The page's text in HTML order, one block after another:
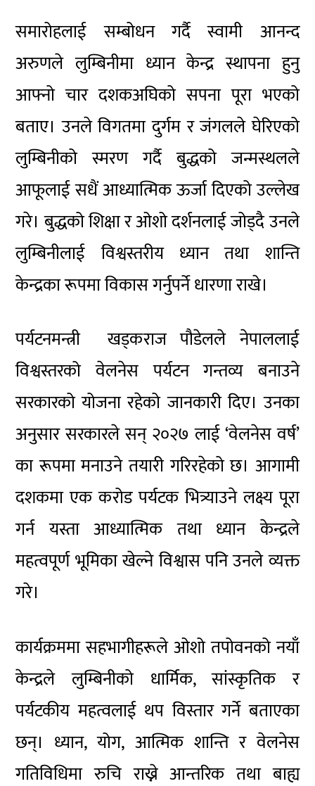
समारोहलाई सम्बोधन गर्दै स्वामी आनन्द
अरुणले लुम्बिनीमा ध्यान केन्द्र स्थापना हुनु
आफ्नो चार दशकअघिको सपना पूरा भएको
बताए। उनले विगतमा दुर्गम र जंगलले घेरिएको
लुम्बिनीको स्मरण गर्दै बुद्धको जन्मस्थलले
आफूलाई सधैं आध्यात्मिक ऊर्जा दिएको उल्लेख
गरे। बुद्धको शिक्षा र ओशो दर्शनलाई जोड्दै उनले
लुम्बिनीलाई विश्वस्तरीय ध्यान तथा शान्ति
केन्द्रका रूपमा विकास गर्नुपर्ने धारणा राखे।
पर्यटनमन्त्रीखड्कराज पौडेलले नेपाललाई
विश्वस्तरको वेलनेस पर्यटन गन्तव्य बनाउने
सरकारको योजना रहेको जानकारी दिए। उनका
अनुसार सरकारले सन् २०२७ लाई ‘वेलनेस वर्ष’
का रूपमा मनाउने तयारी गरिरहेको छ। आगामी
दशकमा एक करोड पर्यटक भित्र्याउने लक्ष्य पूरा
गर्न यस्ता आध्यात्मिक तथा ध्यान केन्द्रले
महत्वपूर्ण भूमिका खेल्ने विश्वास पनि उनले व्यक्त
गरे।
कार्यक्रममा सहभागीहरूले ओशो तपोवनको नयाँ
केन्द्रले लुम्बिनीको धार्मिक, सांस्कृतिक र
पर्यटकीय महत्वलाई थप विस्तार गर्ने बताएका
छन्। ध्यान, योग, आत्मिक शान्ति र वेलनेस
गतिविधिमा रुचि राख्ने आन्तरिक तथा बाह्य